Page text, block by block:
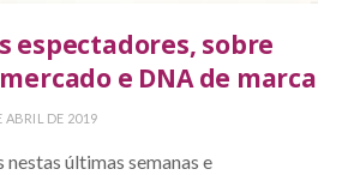
espectadores, sobre
e DNA de marca
ABRIL DE 2019
últimas semanas e